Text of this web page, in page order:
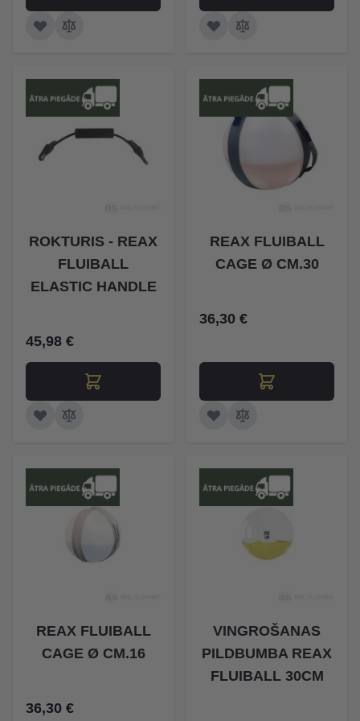
ROKTURIS - REAX
FLUIBALL
ELASTIC HANDLE
45,98 €
REAX FLUIBALL
CAGE Ø CM.30
36,30 €
REAX FLUIBALL
CAGE Ø CM.16
36,30 €
VINGROŠANAS
PILDBUMBA REAX
FLUIBALL 30CM